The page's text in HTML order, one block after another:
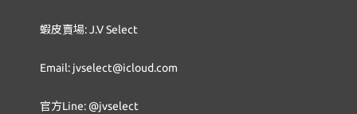
蝦皮賣場: J.V Select
Email: jvselect@icloud.com
官方Line: @jvselect